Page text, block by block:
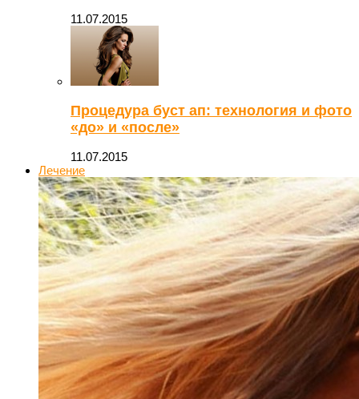
11.07.2015
Процедура буст ап: технология и фото
«до» и «после»
11.07.2015
Лечение